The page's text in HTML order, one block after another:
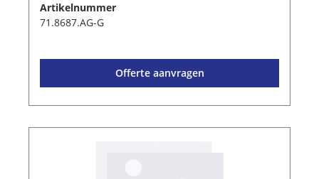
Artikelnummer
71.8687.AG-G
Offerte aanvragen